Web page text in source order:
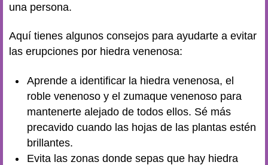
una persona.
Aquí tienes algunos consejos para ayudarte a evitar
las erupciones por hiedra venenosa:
Aprende a identificar la hiedra venenosa, el
roble venenoso y el zumaque venenoso para
mantenerte alejado de todos ellos. Sé más
precavido cuando las hojas de las plantas estén
brillantes.
Evita las zonas donde sepas que hay hiedra